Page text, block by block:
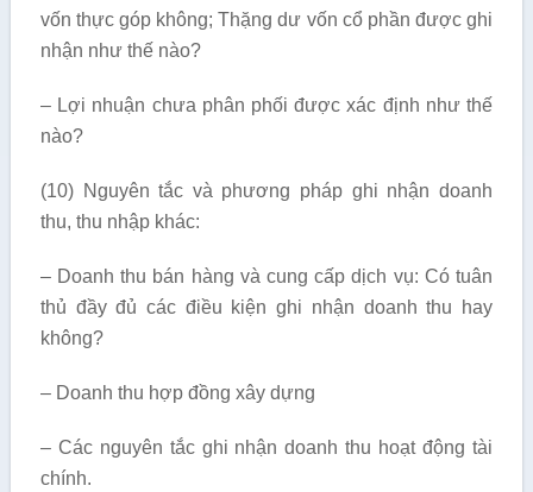
vốn thực góp không; Thặng dư vốn cổ phần được ghi
nhận như thế nào?
– Lợi nhuận chưa phân phối được xác định như thế
nào?
(10) Nguyên tắc và phương pháp ghi nhận doanh
thu, thu nhập khác:
– Doanh thu bán hàng và cung cấp dịch vụ: Có tuân
thủ đầy đủ các điều kiện ghi nhận doanh thu hay
không?
– Doanh thu hợp đồng xây dựng
– Các nguyên tắc ghi nhận doanh thu hoạt động tài
chính.